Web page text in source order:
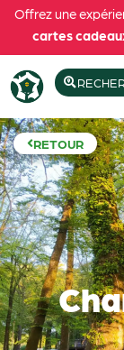
Offrez une
cartes
RETOUR